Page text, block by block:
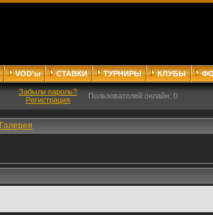
VOD'ы СТАВКИ ТУРНИРЫ КЛУБЫ
Забыли пароль?
Регистрация
Пользователей онлайн: 0
Галерея